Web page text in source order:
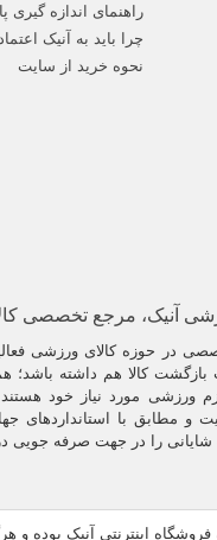
امروزه
راهنمای اندازه گیری پا
چرا باید به آنیک
نحوه خرید از سایت
آنیک، مرجع تخصصی
در حوزه کالای ورزشی
کالا هم داشته باشد؛
ورزشی مورد نیاز خود
و مطابق با استانداردهای
شایانی را در جهت صرفه
اینترنتی آنیک بوده و